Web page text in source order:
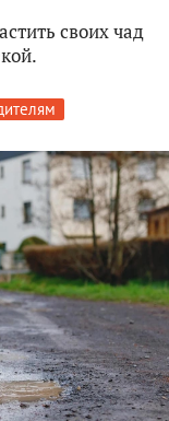
своих чад